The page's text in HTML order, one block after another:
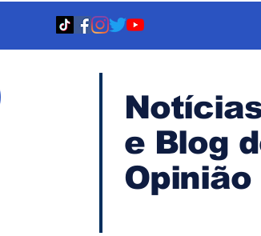
e Blog
Opinião